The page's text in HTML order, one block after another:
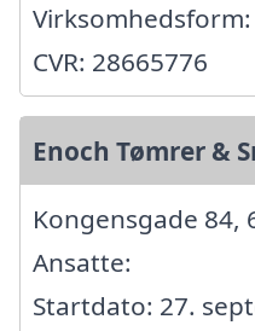
CVR: 28665776
Enoch Tømrer &
Kongensgade 84,
Ansatte:
Startdato: 27.